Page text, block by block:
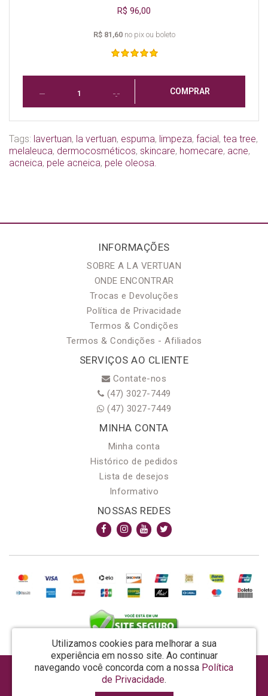
R$ 96,00
R$ 81,60no pix ou boleto
COMPRAR
Tags: ​​​​​​​lavertuan, la vertuan, espuma, limpeza, facial, tea tree,
melaleuca, dermocosméticos, skincare, homecare, acne,
acneica, pele acneica, pele oleosa.
INFORMAÇÕES
SOBRE A LA VERTUAN
ONDE ENCONTRAR
Trocas e Devoluções
Política de Privacidade
Termos & Condições
Termos & Condições - Afiliados
SERVIÇOS AO CLIENTE
Contate-nos
(47) 3027-7449
(47) 3027-7449
MINHA CONTA
Minha conta
Histórico de pedidos
Lista de desejos
Informativo
NOSSAS REDES
Utilizamos cookies para melhorar a sua
experiência em nosso site. Ao continuar
navegando você concorda com a nossa Política
de Privacidade.
AROMA & MAGIA MANUF DE PROD COSMECEUTICOS LTDA EPP - CNPJ: 81.362.295/0001-48
Rua da Prosperidade, 480 - Araquari - SC - CEP: 89245-000